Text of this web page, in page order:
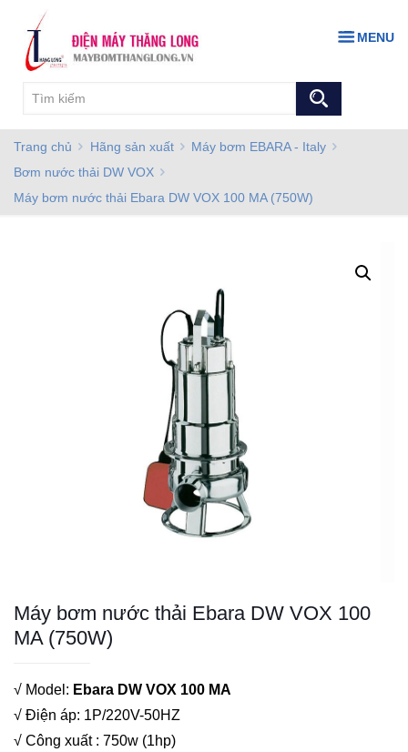
MENU
Trang chủ Hãng sản xuất
Máy bơm EBARA - Italy
Bơm nước thải DW VOX
Máy bơm nước thải Ebara DW VOX 100 MA (750W)
Máy bơm nước thải Ebara DW VOX 100
MA (750W)
√ Model: Ebara DW VOX 100 MA
√ Điện áp: 1P/220V-50HZ
√ Công xuất : 750w (1hp)